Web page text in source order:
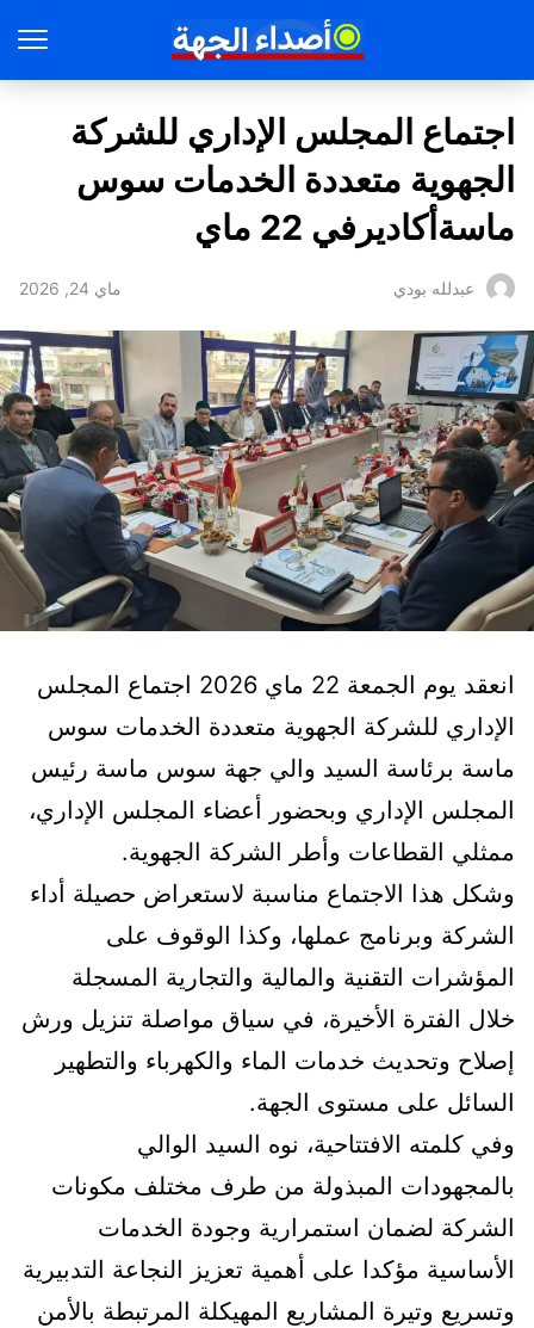
اجتماع المجلس الإداري للشركة
الجهوية متعددة الخدمات سوس
ماسةأكاديرفي 22 ماي
عبدلله بودي ماي 24, 2026
انعقد يوم الجمعة 22 ماي 2026 اجتماع المجلس
الإداري للشركة الجهوية متعددة الخدمات سوس
ماسة برئاسة السيد والي جهة سوس ماسة رئيس
المجلس الإداري وبحضور أعضاء المجلس الإداري،
ممثلي القطاعات وأطر الشركة الجهوية.
وشكل هذا الاجتماع مناسبة لاستعراض حصيلة أداء
الشركة وبرنامج عملها، وكذا الوقوف على
المؤشرات التقنية والمالية والتجارية المسجلة
خلال الفترة الأخيرة، في سياق مواصلة تنزيل ورش
إصلاح وتحديث خدمات الماء والكهرباء والتطهير
السائل على مستوى الجهة.
وفي كلمته الافتتاحية، نوه السيد الوالي
بالمجهودات المبذولة من طرف مختلف مكونات
الشركة لضمان استمرارية وجودة الخدمات
الأساسية مؤكدا على أهمية تعزيز النجاعة التدبيرية
وتسريع وتيرة المشاريع المهيكلة المرتبطة بالأمن